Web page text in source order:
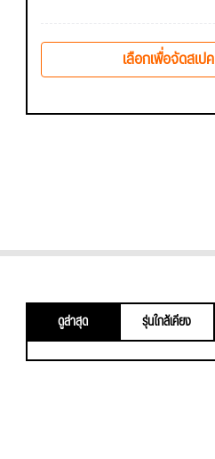
เลือกเพื่อจัดสเปค
ดูล่าสุด รุ่นใกล้เคียง